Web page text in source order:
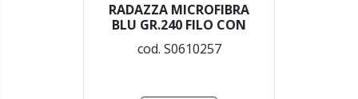
RADAZZA MICROFIBRA
BLU GR.240 FILO CON
cod. S0610257